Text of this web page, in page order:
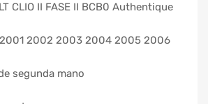
CLIO II FASE II BCB0 Authentique
2002 2003 2004 2005 2006
segunda mano